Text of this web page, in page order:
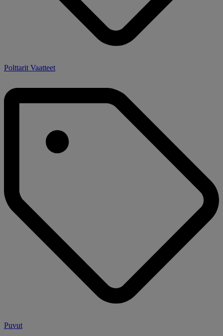
Polttarit Vaatteet
Puvut